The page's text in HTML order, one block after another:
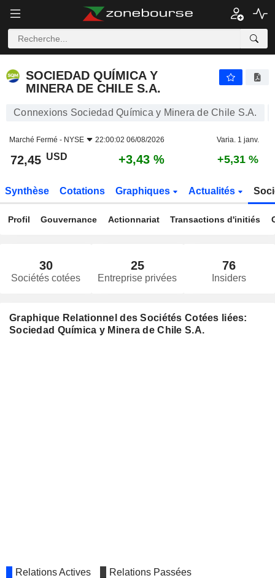
SOCIEDAD QUÍMICA Y
MINERA DE CHILE S.A.
Connexions Sociedad Química y Minera de Chile S.A.
Marché Fermé - NYSE 22:00:02 06/08/2026 Varia. 1 janv.
72,45 USD +3,43 % +5,31 %
Synthèse Cotations Graphiques Actualités
Profil Gouvernance Actionnariat Transactions d'initiés
30
Sociétés cotées
25
Entreprise privées
76
Insiders
Graphique Relationnel des Sociétés Cotées liées:
Sociedad Química y Minera de Chile S.A.
Relations Actives Relations Passées